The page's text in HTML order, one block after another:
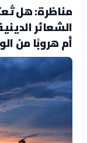
مناظرة: هل
الشعائر
أم هروبًا من